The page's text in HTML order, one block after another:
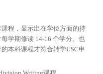
程，显示出在学位方面的持
学期修读 14-16 个学分。也
本科课程才符合转学USC申